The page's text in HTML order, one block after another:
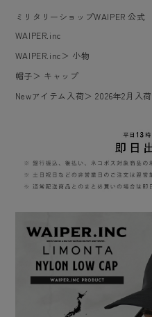
ミリタリーショップWAIPER 公式
WAIPER.inc
WAIPER.inc＞ 小物
帽子＞ キャップ
Newアイテム入荷＞2026年2月入荷